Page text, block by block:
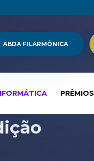
ABDA FILARMÔNICA
PRÊMIOS